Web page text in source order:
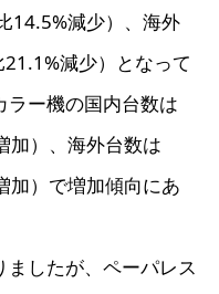
14.5%減少）、海外
減少）となって
ラー機の国内台数は
加）、海外台数は
加）で増加傾向にあ
したが、ペーパレス